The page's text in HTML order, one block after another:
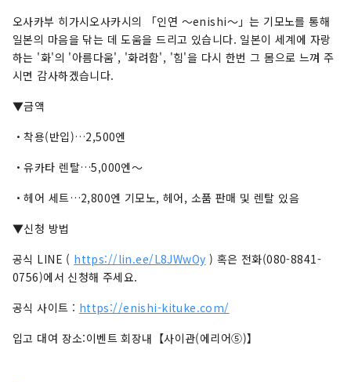
오사카부 히가시오사카시의 「인연 ～enishi～」는 기모노를 통해
일본의 마음을 닦는 데 도움을 드리고 있습니다. 일본이 세계에 자랑
하는 '화'의 '아름다움', '화려함', '힘'을 다시 한번 그 몸으로 느껴 주
시면 감사하겠습니다.
▼금액
・착용(반입)…2,500엔
・유카타 렌탈…5,000엔～
・헤어 세트…2,800엔 기모노, 헤어, 소품 판매 및 렌탈 있음
▼신청 방법
공식 LINE ( ​​https://lin.ee/L8JWwOy ) 혹은 전화(080-8841-
0756)에서 신청해 주세요.
공식 사이트 : https://enishi-kituke.com/
입고 대여 장소:이벤트 회장내【사이관(에리어⑤)】